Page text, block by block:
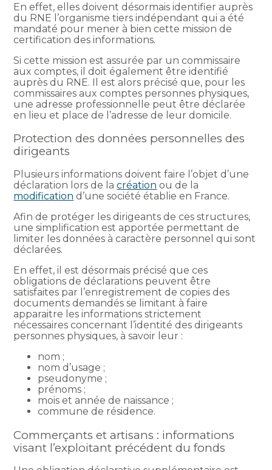
En effet, elles doivent désormais identifier auprès
du RNE l’organisme tiers indépendant qui a été
mandaté pour mener à bien cette mission de
certification des informations.
Si cette mission est assurée par un commissaire
aux comptes, il doit également être identifié
auprès du RNE. Il est alors précisé que, pour les
commissaires aux comptes personnes physiques,
une adresse professionnelle peut être déclarée
en lieu et place de l’adresse de leur domicile.
Protection des données personnelles des
dirigeants
Plusieurs informations doivent faire l’objet d’une
déclaration lors de lacréation ou de la
modification d’une société établie en France.
Afin de protéger les dirigeants de ces structures,
une simplification est apportée permettant de
limiter les données à caractère personnel qui sont
déclarées.
En effet, il est désormais précisé que ces
obligations de déclarations peuvent être
satisfaites par l’enregistrement de copies des
documents demandés se limitant à faire
apparaitre les informations strictement
nécessaires concernant l’identité des dirigeants
personnes physiques, à savoir leur :
nom ;
nom d’usage ;
pseudonyme ;
prénoms ;
mois et année de naissance ;
commune de résidence.
Commerçants et artisans : informations
visant l’exploitant précédent du fonds